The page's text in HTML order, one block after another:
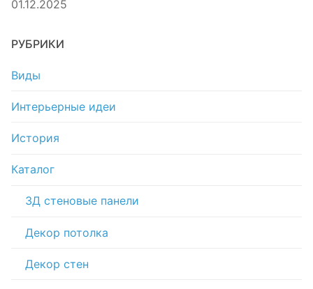
01.12.2025
РУБРИКИ
Виды
Интерьерные идеи
История
Каталог
3Д стеновые панели
Декор потолка
Декор стен